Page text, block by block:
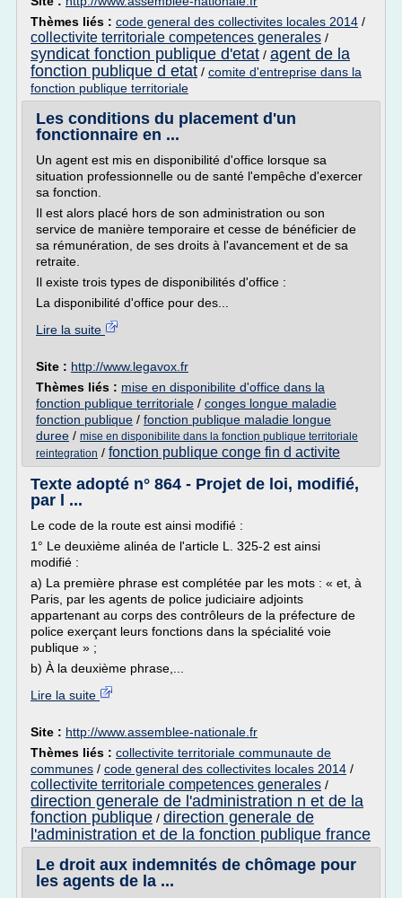
Thèmes liés : code general des collectivites locales 2014 /
collectivite territoriale competences generales /
syndicat fonction publique d'etat / agent de la
fonction publique d etat / comite d'entreprise dans la
fonction publique territoriale
Les conditions du placement d'un
fonctionnaire en ...
Un agent est mis en disponibilité d'office lorsque sa
situation professionnelle ou de santé l'empêche d'exercer
sa fonction.
Il est alors placé hors de son administration ou son
service de manière temporaire et cesse de bénéficier de
sa rémunération, de ses droits à l'avancement et de sa
retraite.
Il existe trois types de disponibilités d'office :
La disponibilité d'office pour des...
Lire la suite
Site : http://www.legavox.fr
Thèmes liés : mise en disponibilite d'office dans la
fonction publique territoriale / conges longue maladie
fonction publique / fonction publique maladie longue
duree / mise en disponibilite dans la fonction publique territoriale
reintegration / fonction publique conge fin d activite
Texte adopté n° 864 - Projet de loi, modifié,
par l ...
Le code de la route est ainsi modifié :
1° Le deuxième alinéa de l'article L. 325-2 est ainsi
modifié :
a) La première phrase est complétée par les mots : « et, à
Paris, par les agents de police judiciaire adjoints
appartenant au corps des contrôleurs de la préfecture de
police exerçant leurs fonctions dans la spécialité voie
publique » ;
b) À la deuxième phrase,...
Lire la suite
Site : http://www.assemblee-nationale.fr
Thèmes liés : collectivite territoriale communaute de
communes / code general des collectivites locales 2014 /
collectivite territoriale competences generales /
direction generale de l'administration n et de la
fonction publique / direction generale de
l'administration et de la fonction publique france
Le droit aux indemnités de chômage pour
les agents de la ...